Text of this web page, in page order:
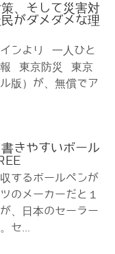
、そして災害対
がダメダメな理
ンより 一人ひと
報 東京防災 東京
版）が、無償でア
きやすいボール
するボールペンが
のメーカーだと１
、日本のセーラー
セ...